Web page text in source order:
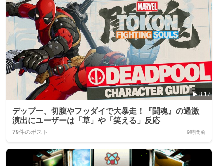
8:17
デップー、切腹やフッダイで大暴走！『闘魂』の過激
演出にユーザーは「草」や「笑える」反応
79件のポスト 9時間前